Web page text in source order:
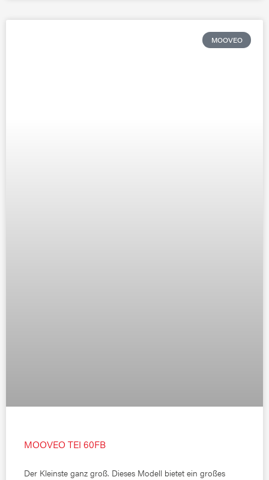
MOOVEO
MOOVEO TEI 60FB
Der Kleinste ganz groß. Dieses Modell bietet ein großes